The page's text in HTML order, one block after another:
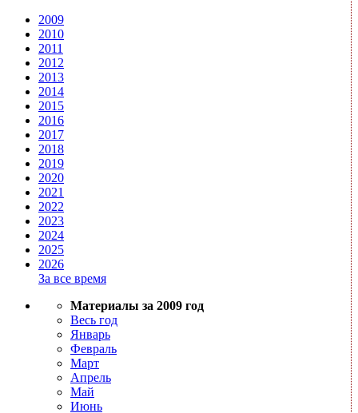
2009
2010
2011
2012
2013
2014
2015
2016
2017
2018
2019
2020
2021
2022
2023
2024
2025
2026
За все время
Материалы за 2009 год
Весь год
Январь
Февраль
Март
Апрель
Май
Июнь